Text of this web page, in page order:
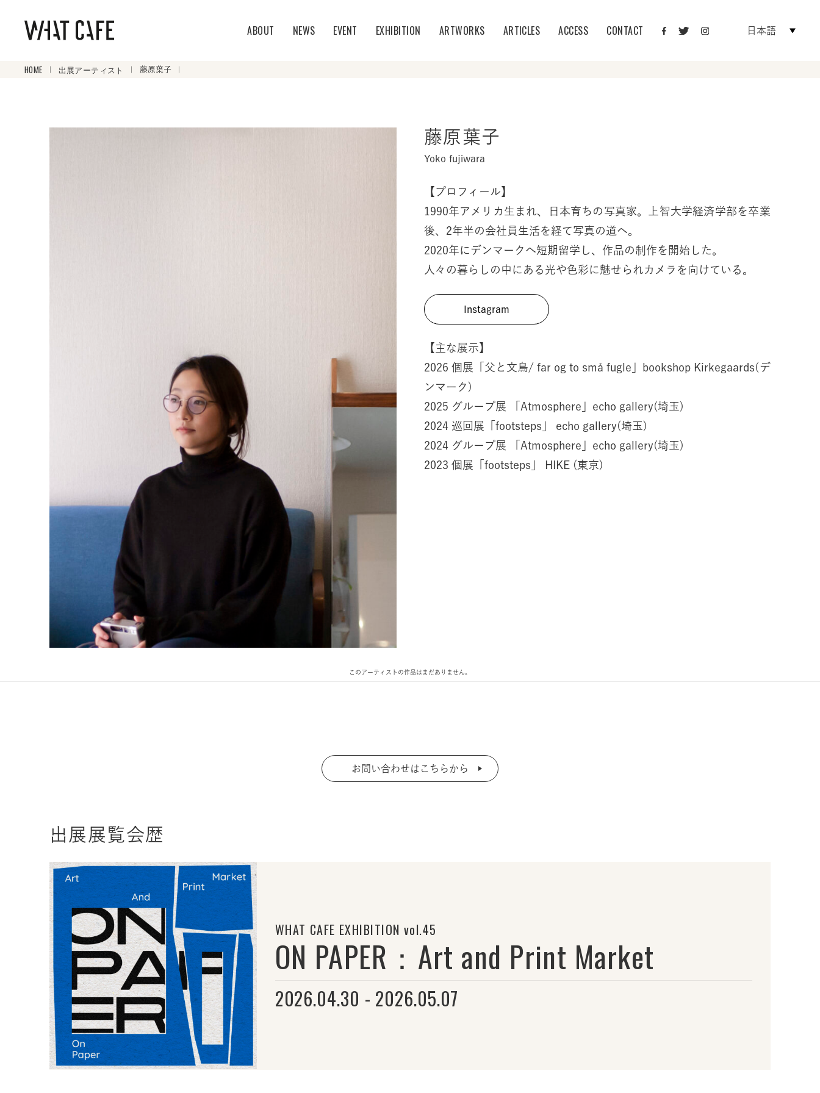
ABOUT NEWS EVENT EXHIBITION ARTWORKS ARTICLES ACCESS CONTACT 日本語
HOME 出展アーティスト 藤原葉子
藤原葉子
Yoko fujiwara
【プロフィール】
1990年アメリカ生まれ、日本育ちの写真家。上智大学経済学部を卒業
後、2年半の会社員生活を経て写真の道へ。
2020年にデンマークへ短期留学し、作品の制作を開始した。
人々の暮らしの中にある光や色彩に魅せられカメラを向けている。
Instagram
【主な展示】
2026 個展「父と文鳥/ far og to små fugle」bookshop Kirkegaards(デ
ンマーク)
2025 グループ展 「Atmosphere」echo gallery(埼玉)
2024 巡回展「footsteps」 echo gallery(埼玉)
2024 グループ展 「Atmosphere」echo gallery(埼玉)
2023 個展「footsteps」 HIKE (東京)
このアーティストの作品はまだありません。
お問い合わせはこちらから
出展展覧会歴
WHAT CAFE EXHIBITION vol.45
ON PAPER：Art and Print Market
2026.04.30 - 2026.05.07